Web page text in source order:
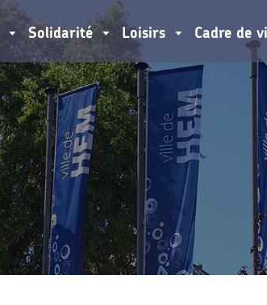
Solidarité Loisirs Cadre de